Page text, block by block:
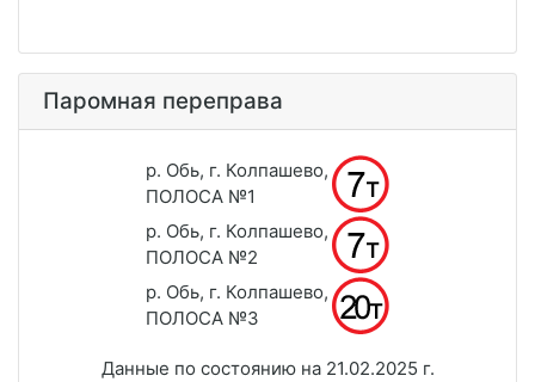
Паромная переправа
р. Обь, г. Колпашево,
ПОЛОСА №1
р. Обь, г. Колпашево,
ПОЛОСА №2
р. Обь, г. Колпашево,
ПОЛОСА №3
Данные по состоянию на 21.02.2025 г.